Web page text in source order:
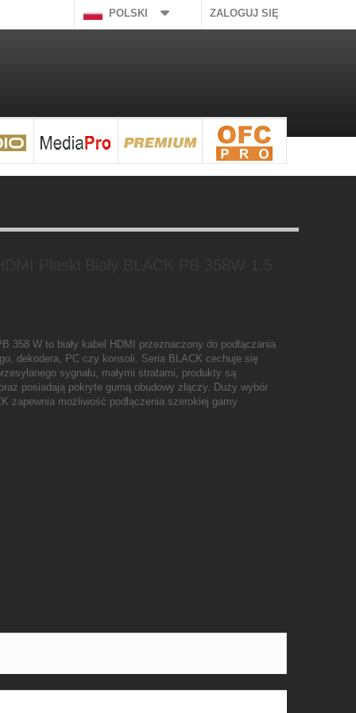
ZALOGUJ SIĘ
POLSKI
358 W to biały kabel HDMI przeznaczony do podłączania
dekodera, PC czy konsoli. Seria BLACK cechuje się
sygnału, małymi stratami, produkty są
posiadają pokryte gumą obudowy złączy. Duży wybór
zapewnia możliwość podłączenia szerokiej gamy